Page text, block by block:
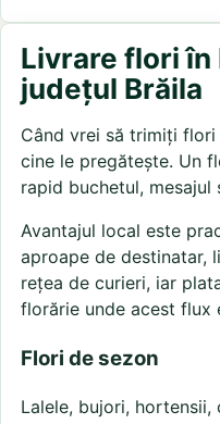
Livrare flori în
județul Brăila
Când vrei să trimiți
cine le pregătește. Un
rapid buchetul, mesajul
Avantajul local este
aproape de destinatar,
rețea de curieri, iar
florărie unde acest flux
Flori de sezon
Lalele, bujori,